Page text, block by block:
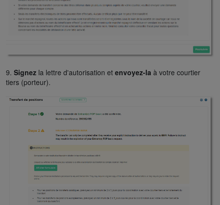
9. Signez la lettre d'autorisation et envoyez-la à votre courtier
tiers (porteur).